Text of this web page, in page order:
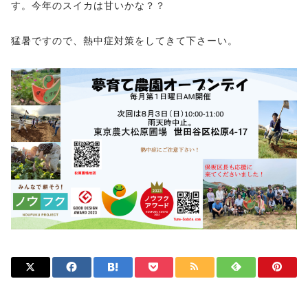
す。今年のスイカは甘いかな？？
猛暑ですので、熱中症対策をしてきて下さーい。